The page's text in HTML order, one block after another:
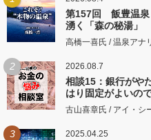
第157回 飯豊温
湧く「森の秘湯」
高橋一喜氏 / 温泉アナ
2 2026.08.7
相談15：銀行がや
はり固定がよいの
古山喜章氏 / アイ・シ
3 2025.04.25